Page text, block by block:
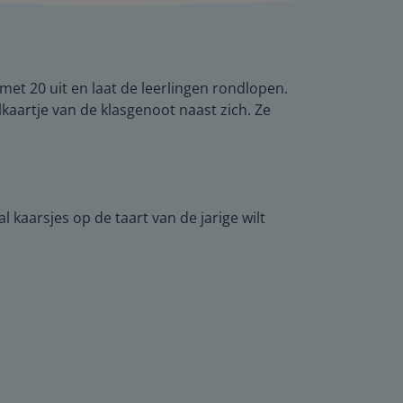
20 uit en laat de leerlingen rondlopen.
van de klasgenoot naast zich. Ze
kaarsjes op de taart van de jarige wilt